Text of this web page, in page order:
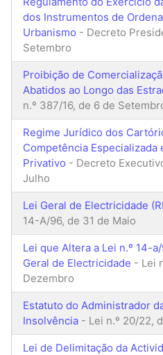
dos Instrumentos de
Urbanismo - Decreto
Setembro
Proibição de
Abatidos ao Longo das
n.º 387/16, de 6 de
Regime Jurídico dos
Competência
Privativo - Decreto
Julho
Lei Geral de Electricidade
14-A/96, de 31 de Maio
Lei que Altera a Lei n.º 14-
Geral de Electricidade - Lei
Dezembro
Estatuto do Administrador
Insolvência - Lei n.º 20/22,
Lei de Delimitação da